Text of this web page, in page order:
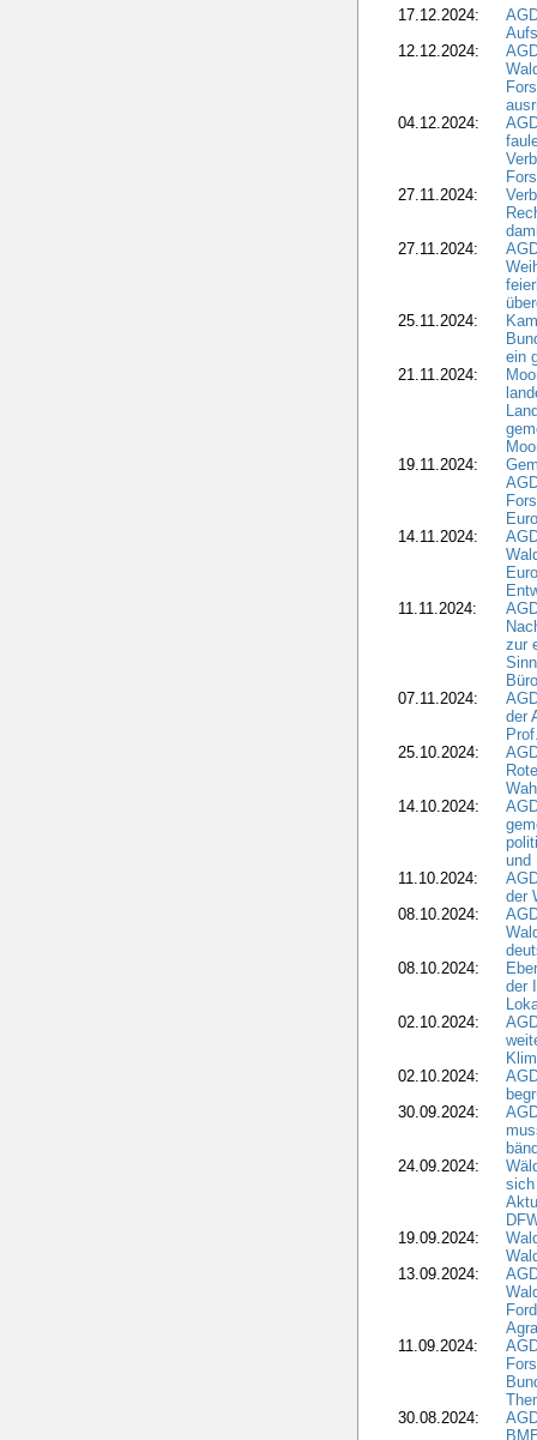
17.12.2024:
12.12.2024:
04.12.2024:
27.11.2024:
27.11.2024:
25.11.2024:
ein
21.11.2024:
19.11.2024:
14.11.2024:
11.11.2024:
zur
07.11.2024:
der
25.10.2024:
14.10.2024:
und
11.10.2024:
der
08.10.2024:
08.10.2024:
der
02.10.2024:
02.10.2024:
30.09.2024:
24.09.2024:
sich
19.09.2024:
13.09.2024:
11.09.2024:
30.08.2024: